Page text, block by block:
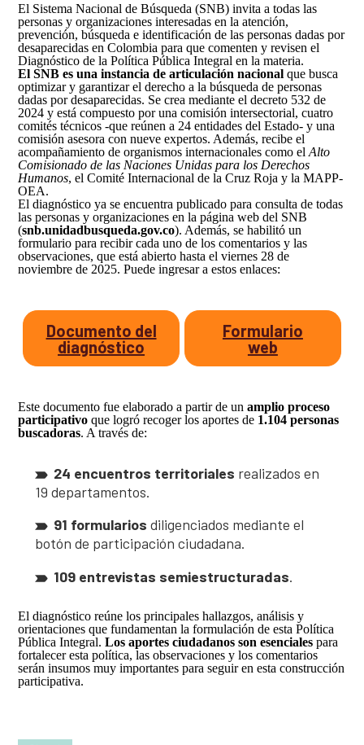
Así avanzamos
Mapa de personas buscadoras según solicitudes de
búsqueda
Generación de conocimiento para la búsqueda
El Sistema Nacional de Búsqueda (SNB) invita a todas las
personas y organizaciones interesadas en la atención,
prevención, búsqueda e identificación de las personas dadas por
desaparecidas en Colombia para que comenten y revisen el
Diagnóstico de la Política Pública Integral en la materia.
El SNB es una instancia de articulación nacional que busca
optimizar y garantizar el derecho a la búsqueda de personas
dadas por desaparecidas. Se crea mediante el decreto 532 de
2024 y está compuesto por una comisión intersectorial, cuatro
comités técnicos -que reúnen a 24 entidades del Estado- y una
comisión asesora con nueve expertos. Además, recibe el
acompañamiento de organismos internacionales como elAlto
Comisionado de las Naciones Unidas para los Derechos
Humanos, el Comité Internacional de la Cruz Roja y la MAPP-
OEA.
El diagnóstico ya se encuentra publicado para consulta de todas
las personas y organizaciones en la página web del SNB
(snb.unidadbusqueda.gov.co). Además, se habilitó un
formulario para recibir cada uno de los comentarios y las
observaciones, que está abierto hasta el viernes 28 de
noviembre de 2025. Puede ingresar a estos enlaces:
Documento del
diagnóstico
Formulario
web
Este documento fue elaborado a partir de unamplio proceso
participativo que logró recoger los aportes de 1.104 personas
buscadoras. A través de:
24 encuentros territoriales realizados en
19 departamentos.
91 formularios diligenciados mediante el
botón de participación ciudadana.
109 entrevistas semiestructuradas.
El diagnóstico reúne los principales hallazgos, análisis y
orientaciones que fundamentan la formulación de esta Política
Pública Integral.Los aportes ciudadanos son esenciales para
fortalecer esta política, las observaciones y los comentarios
serán insumos muy importantes para seguir en esta construcción
participativa.